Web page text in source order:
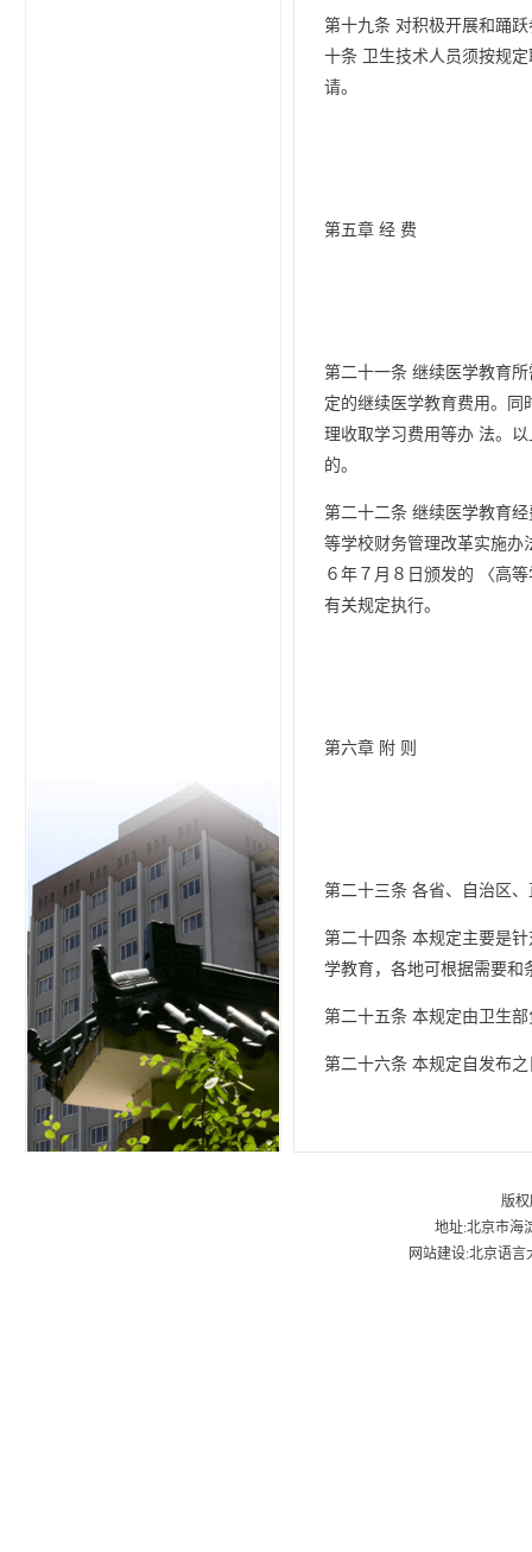
第十九条 对积极开展和踊
十条 卫生技术人员须按规
请。
第五章 经 费
第二十一条 继续医学教育
定的继续医学教育费用。同
理收取学习费用等办 法。
的。
第二十二条 继续医学教育
等学校财务管理改革实施办
６年７月８日颁发的 〈高
有关规定执行。
第六章 附 则
第二十三条 各省、自治区
第二十四条 本规定主要是
学教育，各地可根据需要和
第二十五条 本规定由卫生
第二十六条 本规定自发布
版
地址:北京市
网站建设:北京语